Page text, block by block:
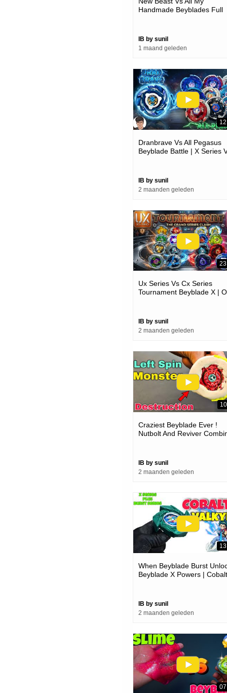
Handmade Beyblades Full
IB by sunil
1 maand geleden
Dranbrave Vs All Pegasus
Beyblade Battle | X Series
IB by sunil
2 maanden geleden
Ux Series Vs Cx Series
Tournament Beyblade X |
IB by sunil
2 maanden geleden
Craziest Beyblade Ever !
Nutbolt And Reviver
IB by sunil
2 maanden geleden
When Beyblade Burst
Beyblade X Powers | Cobalt
IB by sunil
2 maanden geleden